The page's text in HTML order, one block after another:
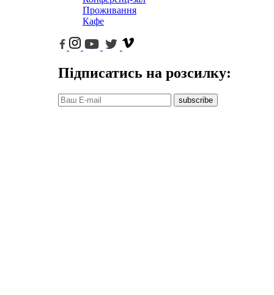
Проживання
Кафе
Підписатись на розсилку:
subscribe